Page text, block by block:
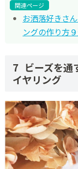
関連ページ
お洒落好きさ
ングの作り方
ビーズを通
イヤリング